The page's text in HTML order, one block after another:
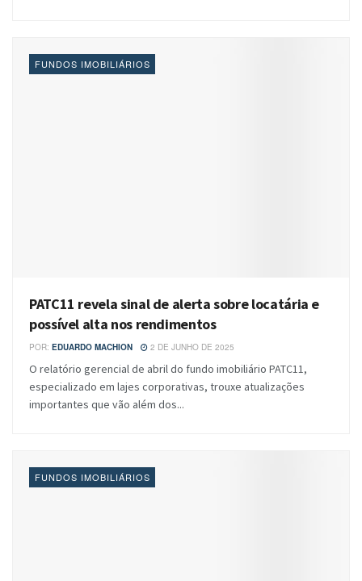
FUNDOS IMOBILIÁRIOS
PATC11 revela sinal de alerta sobre locatária e
possível alta nos rendimentos
POR: EDUARDO MACHION 2 DE JUNHO DE 2025
O relatório gerencial de abril do fundo imobiliário PATC11,
especializado em lajes corporativas, trouxe atualizações
importantes que vão além dos...
FUNDOS IMOBILIÁRIOS